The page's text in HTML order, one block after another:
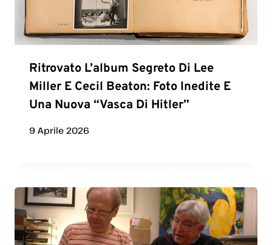
Ritrovato L’album Segreto Di Lee
Miller E Cecil Beaton: Foto Inedite E
Una Nuova “vasca Di Hitler”
9 Aprile 2026